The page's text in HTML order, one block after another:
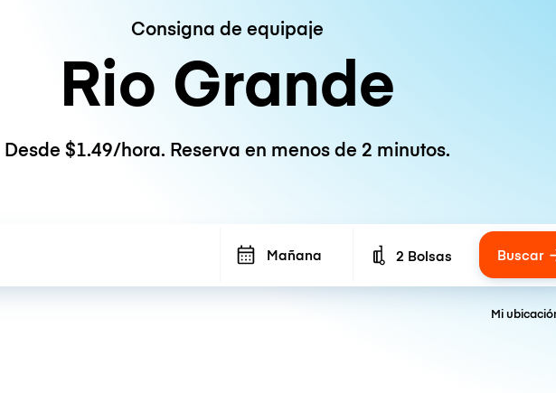
Consigna de equipaje
Rio Grande
Desde $1.49/hora. Reserva en menos de 2 minutos.
Mañana Number of bags
2 Bolsas Buscar
Mi